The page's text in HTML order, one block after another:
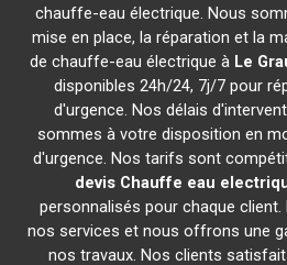
chauffe-eau électrique. Nous
mise en place, la réparation et la
de chauffe-eau électrique à Le
disponibles 24h/24, 7j/7 pour
d'urgence. Nos délais
sommes à votre disposition en
d'urgence. Nos tarifs sont
devis Chauffe eau
personnalisés pour chaque
nos services et nous offrons une
nos travaux. Nos clients